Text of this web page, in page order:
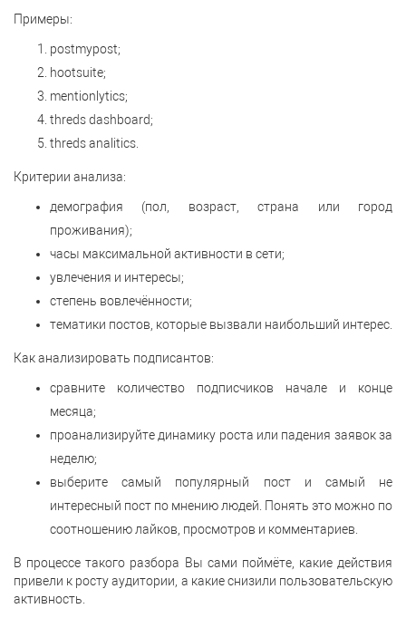
Примеры:
postmypost;
hootsuite;
mentionlytics;
threds dashboard;
threds analitics.
Критерии анализа:
демография (пол, возраст, страна или город
проживания);
часы максимальной активности в сети;
увлечения и интересы;
степень вовлечённости;
тематики постов, которые вызвали наибольший интерес.
Как анализировать подписантов:
сравните количество подписчиков начале и конце
месяца;
проанализируйте динамику роста или падения заявок за
неделю;
выберите самый популярный пост и самый не
интересный пост по мнению людей. Понять это можно по
соотношению лайков, просмотров и комментариев.
В процессе такого разбора Вы сами поймёте, какие действия
привели к росту аудитории, а какие снизили пользовательскую
активность.